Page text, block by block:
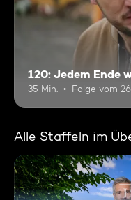
120: Jedem Ende
35 Min. Folge vom
Alle Staffeln im